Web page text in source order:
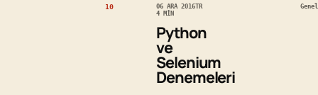
10 06 ARA 2016TR
4 MIN
Python
ve
Selenium
Denemeleri
Genel